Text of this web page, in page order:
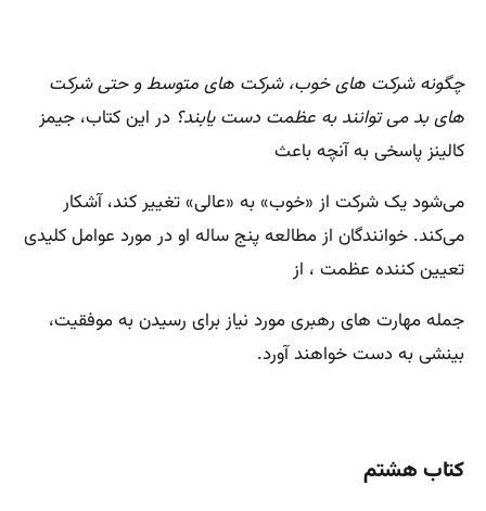
چگونه شرکت های خوب، شرکت های متوسط ​​و حتی شرکت
های بد می توانند به عظمت دست یابند؟ در این کتاب، جیمز
کالینز پاسخی به آنچه باعث
می‌شود یک شرکت از «خوب» به «عالی» تغییر کند، آشکار
می‌کند. خوانندگان از مطالعه پنج ساله او در مورد عوامل کلیدی
تعیین کننده عظمت ، از
جمله مهارت های رهبری مورد نیاز برای رسیدن به موفقیت،
بینشی به دست خواهند آورد.
کتاب هشتم